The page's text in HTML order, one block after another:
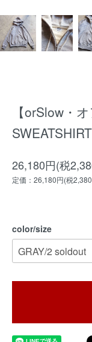
【orSlow・
SWEATSHIRT
26,180円(税
定価：26,180円(税
color/size